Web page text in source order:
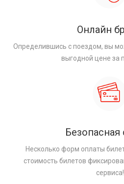
Онлайн
Определившись с поездом, вы
выгодной цене за
Безопасная
Несколько форм оплаты
стоимость билетов
сервиса!